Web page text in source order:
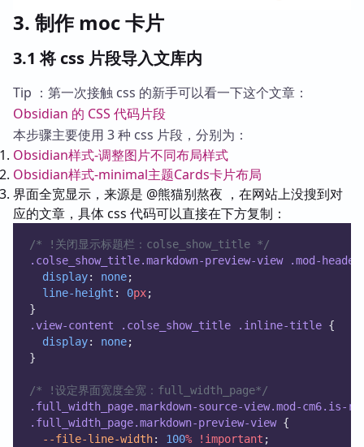
3. 制作 moc 卡片
3.1 将 css 片段导入文库内
Tip ：第一次接触 css 的新手可以看一下这个文章：
Obsidian 的 CSS 代码片段
本步骤主要使用 3 种 css 片段，分别为：
Obsidian样式-调整图片不同布局样式
Obsidian样式-minimal主题Cards卡片布局
界面全宽显示，来源是 @熊猫别熬夜 ，在网站上没搜到对
应的文章，具体 css 代码可以直接在下方复制：
/* !关闭显示标题栏：colse_show_title */
.colse_show_title.markdown-preview-view
.mod-header
display: none;
line-height : 0px;
}
.view-content
.colse_show_title .inline-title {
display: none;
}
/* !设定界面宽度全宽：full_width_page*/
.full_width_page.markdown-source-view.mod-cm6.is-
.full_width_page.markdown-preview-view {
--file-line-width: 100% !important ;